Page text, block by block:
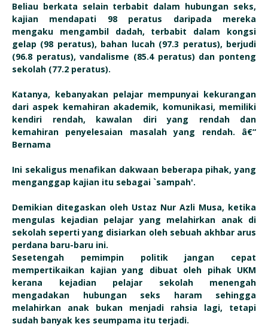
Beliau berkata selain terbabit dalam hubungan seks,
kajian mendapati 98 peratus daripada mereka
mengaku mengambil dadah, terbabit dalam kongsi
gelap (98 peratus), bahan lucah (97.3 peratus), berjudi
(96.8 peratus), vandalisme (85.4 peratus) dan ponteng
sekolah (77.2 peratus).
Katanya, kebanyakan pelajar mempunyai kekurangan
dari aspek kemahiran akademik, komunikasi, memiliki
kendiri rendah, kawalan diri yang rendah dan
kemahiran penyelesaian masalah yang rendah. â€“
Bernama
Ini sekaligus menafikan dakwaan beberapa pihak, yang
menganggap kajian itu sebagai `sampah'.
Demikian ditegaskan oleh Ustaz Nur Azli Musa, ketika
mengulas kejadian pelajar yang melahirkan anak di
sekolah seperti yang disiarkan oleh sebuah akhbar arus
perdana baru-baru ini.
Sesetengah pemimpin politik jangan cepat
mempertikaikan kajian yang dibuat oleh pihak UKM
kerana kejadian pelajar sekolah menengah
mengadakan hubungan seks haram sehingga
melahirkan anak bukan menjadi rahsia lagi, tetapi
sudah banyak kes seumpama itu terjadi.